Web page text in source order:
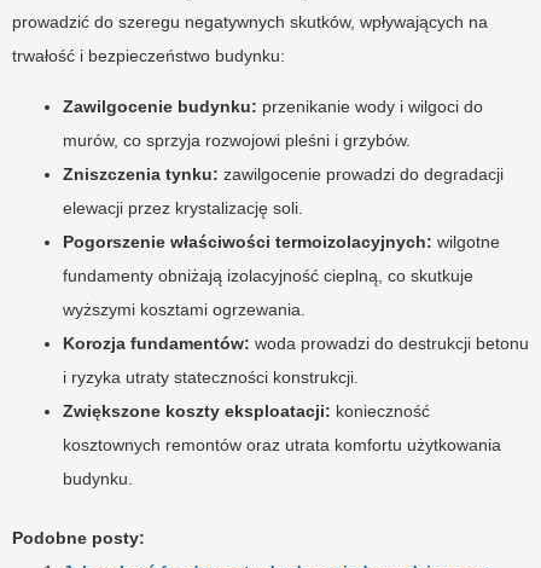
prowadzić do szeregu negatywnych skutków, wpływających na
trwałość i bezpieczeństwo budynku:
Zawilgocenie budynku: przenikanie wody i wilgoci do
murów, co sprzyja rozwojowi pleśni i grzybów.
Zniszczenia tynku: zawilgocenie prowadzi do degradacji
elewacji przez krystalizację soli.
Pogorszenie właściwości termoizolacyjnych: wilgotne
fundamenty obniżają izolacyjność cieplną, co skutkuje
wyższymi kosztami ogrzewania.
Korozja fundamentów: woda prowadzi do destrukcji betonu
i ryzyka utraty stateczności konstrukcji.
Zwiększone koszty eksploatacji: konieczność
kosztownych remontów oraz utrata komfortu użytkowania
budynku.
Podobne posty: